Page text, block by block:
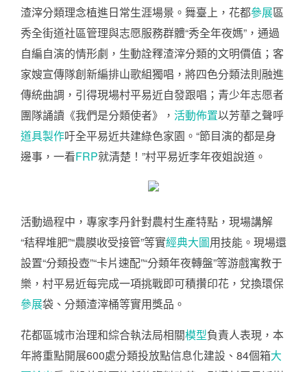
渣滓分類理念植進日常生涯場景。舞臺上，花都參展區
秀全街道社區管理與志愿服務群體“秀全年夜媽”，通過
自編自演的情形劇，生動詮釋渣滓分類的文明價值；客
家嫂宣傳隊創新編排山歌組獨唱，將四色分類法則融進
傳統曲調，引得現場村平易近自發跟唱；青少年志愿者
團隊誦讀《我們是分類使者》， 活動佈置以芳華之聲呼
道具製作吁全平易近共建綠色家園。“節目演的都是身
邊事，一看FRP就清楚！”村平易近李年夜姐說道。
活動過程中，專家李丹針對農村生產特點，現場講解
“秸稈堆肥”“農膜收受接管”等實經典大圖用技能。現場還
設置“分類投壺”“卡片速配”“分類年夜轉盤”等游戲寓教于
樂，村平易近每完成一項挑戰即可積攢印花，兌換環保
參展袋、分類渣滓桶等實用獎品。
花都區城市治理和綜合執法局相關模型負責人表現，本
年將重點開展600處分類投放點信息化建設、84個箱大